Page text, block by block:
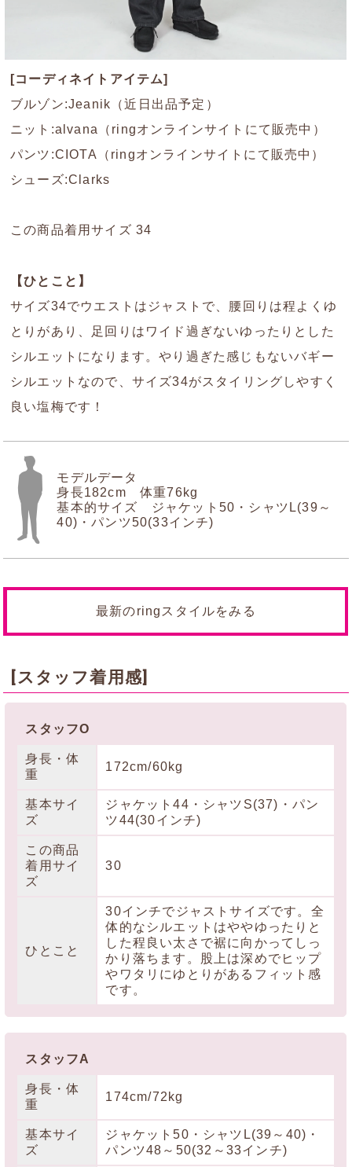
[コーディネイトアイテム]
ブルゾン:Jeanik（近日出品予定）
ニット:alvana（ringオンラインサイトにて販売中）
パンツ:CIOTA（ringオンラインサイトにて販売中）
シューズ:Clarks
この商品着用サイズ 34
【ひとこと】
サイズ34でウエストはジャストで、腰回りは程よくゆ
とりがあり、足回りはワイド過ぎないゆったりとした
シルエットになります。やり過ぎた感じもないバギー
シルエットなので、サイズ34がスタイリングしやすく
良い塩梅です！
モデルデータ
身長182cm 体重76kg
基本的サイズ ジャケット50・シャツL(39～
40)・パンツ50(33インチ)
最新のringスタイルをみる
[スタッフ着用感]
スタッフO
身長・体
重
172cm/60kg
基本サイ
ズ
ジャケット44・シャツS(37)・パン
ツ44(30インチ)
この商品
着用サイ
ズ
30
ひとこと
30インチでジャストサイズです。全
体的なシルエットはややゆったりと
した程良い太さで裾に向かってしっ
かり落ちます。股上は深めでヒップ
やワタリにゆとりがあるフィット感
です。
スタッフA
身長・体
重
174cm/72kg
基本サイ
ズ
ジャケット50・シャツL(39～40)・
パンツ48～50(32～33インチ)